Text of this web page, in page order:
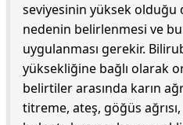
seviyesinin yüksek
nedenin belirlenmesi ve
uygulanması gerekir.
yüksekliğine bağlı olarak
belirtiler arasında karın
titreme, ateş, göğüs